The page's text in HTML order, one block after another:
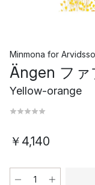
Minmona for
Ängen ファ
Yellow-orange
￥4,140